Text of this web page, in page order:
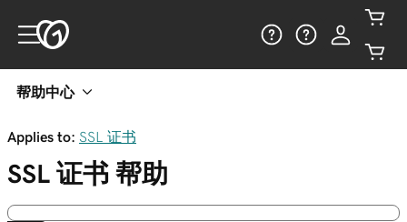
帮助中心
Applies to: SSL 证书
SSL 证书 帮助